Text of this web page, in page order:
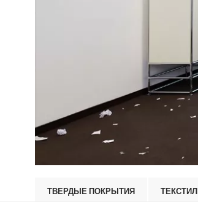
ТВЕРДЫЕ ПОКРЫТИЯ